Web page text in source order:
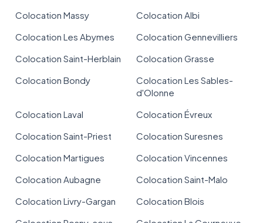
Colocation Massy
Colocation Albi
Colocation Les Abymes
Colocation Gennevilliers
Colocation Saint-Herblain
Colocation Grasse
Colocation Bondy
Colocation Les Sables-
d'Olonne
Colocation Laval
Colocation Évreux
Colocation Saint-Priest
Colocation Suresnes
Colocation Martigues
Colocation Vincennes
Colocation Aubagne
Colocation Saint-Malo
Colocation Livry-Gargan
Colocation Blois